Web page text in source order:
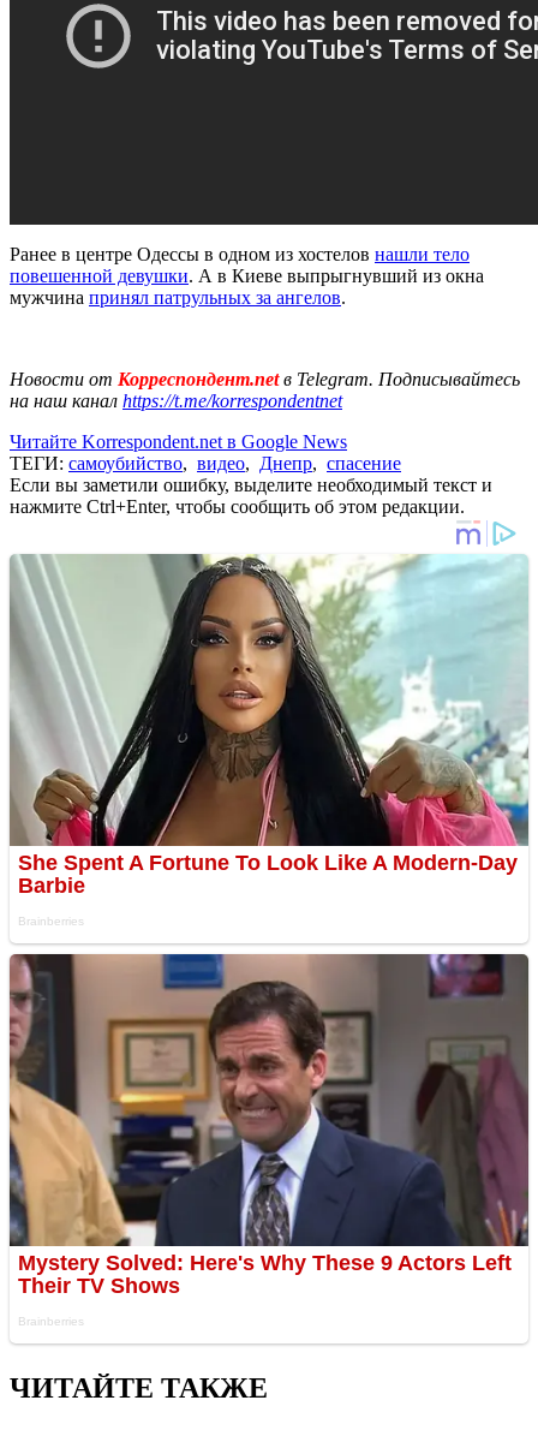
Ранее в центре Одессы в одном из хостелов нашли тело
повешенной девушки. А в Киеве выпрыгнувший из окна
мужчина принял патрульных за ангелов.
Новости от Корреспондент.netв Telegram. Подписывайтесь
на наш канал https://t.me/korrespondentnet
Читайте Korrespondent.net в Google News
ТЕГИ: самоубийство, видео, Днепр, спасение
Если вы заметили ошибку, выделите необходимый текст и
нажмите Ctrl+Enter, чтобы сообщить об этом редакции.
ЧИТАЙТЕ ТАКЖЕ